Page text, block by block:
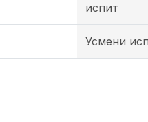
испит
Усмени